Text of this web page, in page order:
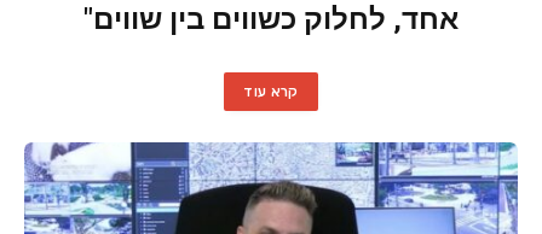
אחד, לחלוק כשווים בין שווים"
קרא עוד